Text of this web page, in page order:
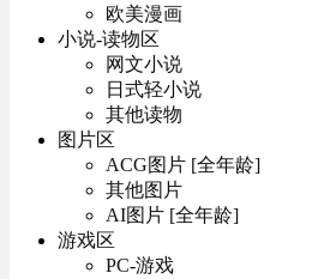
欧美漫画
小说-读物区
网文小说
日式轻小说
其他读物
图片区
ACG图片 [全年龄]
其他图片
AI图片 [全年龄]
游戏区
PC-游戏